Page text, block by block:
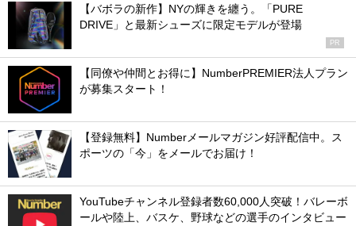
【バボラの新作】NYの輝きを纏う。「PURE
DRIVE」と最新シューズに限定モデルが登場
PR
【同僚や仲間とお得に】NumberPREMIER法人プラン
が募集スタート！
【登録無料】Numberメールマガジン好評配信中。ス
ポーツの「今」をメールでお届け！
YouTubeチャンネル登録者数60,000人突破！バレーボ
ールや陸上、バスケ、野球などの選手のインタビュー